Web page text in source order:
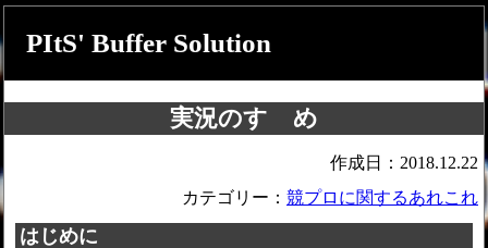
PItS' Buffer Solution
実況のすゝめ
作成日：2018.12.22
カテゴリー： 競プロに関するあれこれ
はじめに